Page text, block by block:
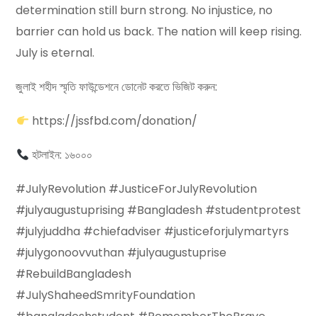
determination still burn strong. No injustice, no
barrier can hold us back. The nation will keep rising.
July is eternal.
জুলাই শহীদ স্মৃতি ফাউন্ডেশনে ডোনেট করতে ভিজিট করুন:
https://jssfbd.com/donation/
হটলাইন: ১৬০০০
#JulyRevolution #JusticeForJulyRevolution
#julyaugustuprising #Bangladesh #studentprotest
#julyjuddha #chiefadviser #justiceforjulymartyrs
#julygonoovvuthan #julyaugustuprise
#RebuildBangladesh
#JulyShaheedSmrityFoundation